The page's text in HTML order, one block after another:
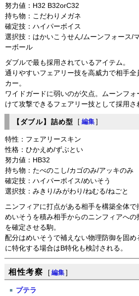
努力値：H32 B32orC32
持ち物：こだわりメガネ
確定技：ハイパーボイス
選択技：はかいこうせん/ムーンフォース/
ーボール
ダブルで最も採用されているアイテム。
通りやすいフェアリー技を高威力で相手全
カー。
ワイドガードに弱いのが欠点。ムーンフ
けて攻撃できるフェアリー技として採用さ
【ダブル】詰め型 [ 編集 ]
特性：フェアリースキン
性格：ひかえめ/ずぶとい
努力値：HB32
持ち物：たべのこし/カゴのみ/アッキのみ
確定技：ハイパーボイス/めいそう
選択技：みきり/みがわり/ねむる/ねごと
ニンフィアに打点がある相手を構築全体で
めいそうを積み相手からのニンフィアへ
を確定させる駒。
配分はめいそうで補えない物理防御を固
に特化する場合はB特化も検討される。
相性考察 [ 編集 ]
プテラ